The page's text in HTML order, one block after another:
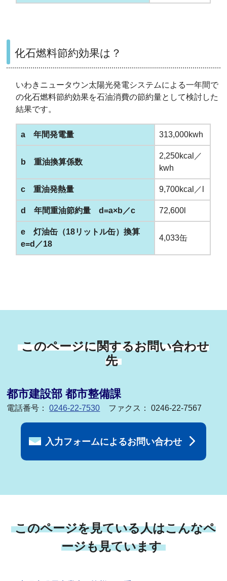
化石燃料節約効果は？
いわきニュータウン太陽光発電システムによる一年間で
の化石燃料節約効果を石油消費の節約量として検討した
結果です。
a 年間発電量 313,000kwh
b 重油換算係数
2,250kcal／
kwh
c 重油発熱量 9,700kcal／l
d 年間重油節約量 d=a×b／c 72,600l
e 灯油缶（18リットル缶）換算
e=d／18
4,033缶
このページに関するお問い合わせ
先
都市建設部 都市整備課
電話番号：0246-22-7530 ファクス： 0246-22-7567
入力フォームによるお問い合わせ
このページを見ている人はこんなペ
ージも見ています